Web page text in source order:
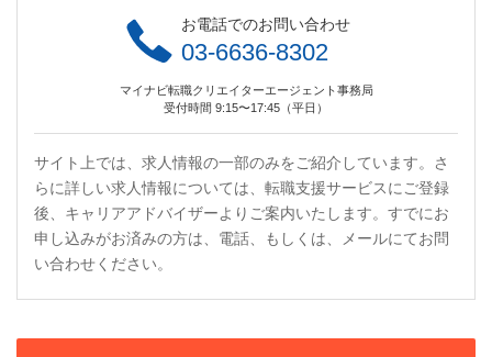
お電話でのお問い合わせ
03-6636-8302
マイナビ転職クリエイターエージェント事務局
受付時間 9:15〜17:45（平日）
サイト上では、求人情報の一部のみをご紹介しています。さ
らに詳しい求人情報については、転職支援サービスにご登録
後、キャリアアドバイザーよりご案内いたします。すでにお
申し込みがお済みの方は、電話、もしくは、メールにてお問
い合わせください。